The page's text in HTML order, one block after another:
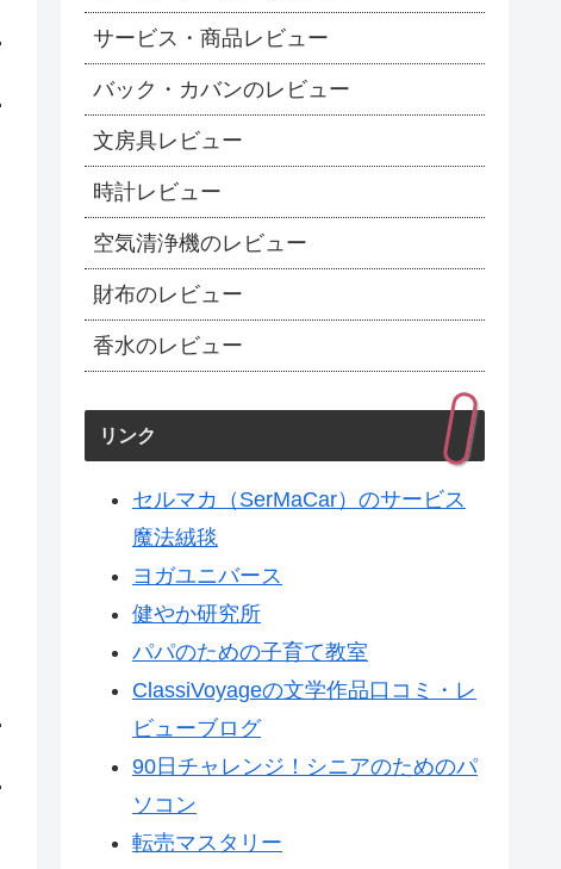
サービス・商品レビュー
バック・カバンのレビュー
文房具レビュー
時計レビュー
空気清浄機のレビュー
財布のレビュー
香水のレビュー
リンク
セルマカ（SerMaCar）のサービス
魔法絨毯
ヨガユニバース
健やか研究所
パパのための子育て教室
ClassiVoyageの文学作品口コミ・レ
ビューブログ
90日チャレンジ！シニアのためのパ
ソコン
転売マスタリー